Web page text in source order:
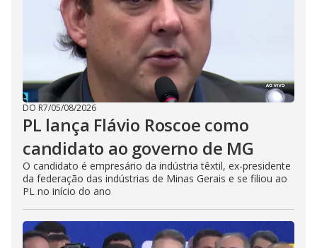
DO R7/05/08/2026
PL lança Flávio Roscoe como
candidato ao governo de MG
O candidato é empresário da indústria têxtil, ex-presidente
da federação das indústrias de Minas Gerais e se filiou ao
PL no início do ano